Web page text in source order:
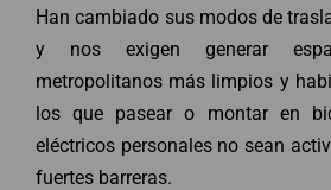
Han cambiado sus modos de
y nos exigen generar
metropolitanos más limpios y
los que pasear o montar en
eléctricos personales no sean
fuertes barreras.